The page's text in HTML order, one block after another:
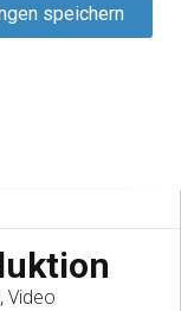
speichern
Video